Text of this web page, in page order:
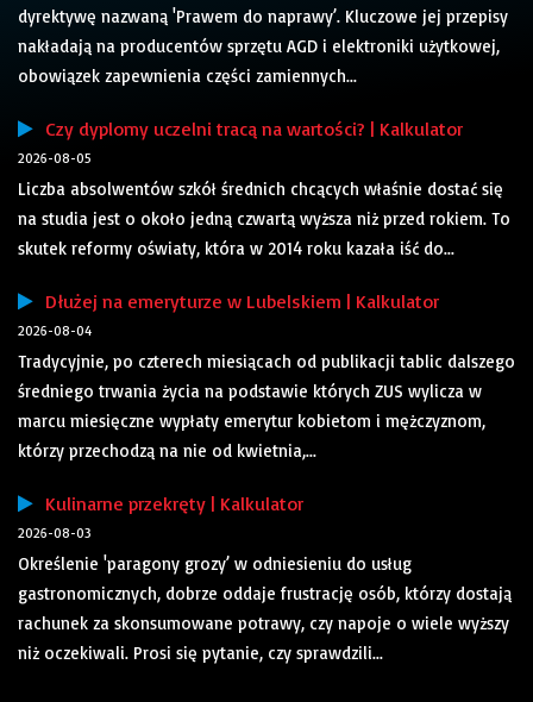
dyrektywę nazwaną 'Prawem do naprawy’. Kluczowe jej przepisy
nakładają na producentów sprzętu AGD i elektroniki użytkowej,
obowiązek zapewnienia części zamiennych...
Czy dyplomy uczelni tracą na wartości? | Kalkulator
2026-08-05
Liczba absolwentów szkół średnich chcących właśnie dostać się
na studia jest o około jedną czwartą wyższa niż przed rokiem. To
skutek reformy oświaty, która w 2014 roku kazała iść do...
Dłużej na emeryturze w Lubelskiem | Kalkulator
2026-08-04
Tradycyjnie, po czterech miesiącach od publikacji tablic dalszego
średniego trwania życia na podstawie których ZUS wylicza w
marcu miesięczne wypłaty emerytur kobietom i mężczyznom,
którzy przechodzą na nie od kwietnia,...
Kulinarne przekręty | Kalkulator
2026-08-03
Określenie 'paragony grozy’ w odniesieniu do usług
gastronomicznych, dobrze oddaje frustrację osób, którzy dostają
rachunek za skonsumowane potrawy, czy napoje o wiele wyższy
niż oczekiwali. Prosi się pytanie, czy sprawdzili...